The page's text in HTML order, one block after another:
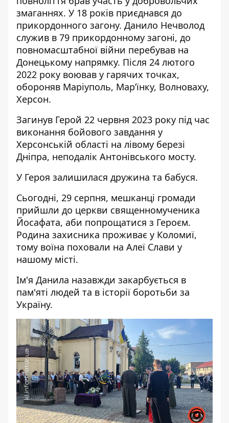
змаганнях. У 18 років приєднався до
прикордонного загону. Данило Нечволод
служив в 79 прикордонному загоні, до
повномасштабної війни перебував на
Донецькому напрямку. Після 24 лютого
2022 року воював у гарячих точках,
обороняв Маріуполь, Марʼїнку, Волноваху,
Херсон.
Загинув Герой 22 червня 2023 року під час
виконання бойового завдання у
Херсонській області на лівому березі
Дніпра, неподалік Антонівського мосту.
У Героя залишилася дружина та бабуся.
Сьогодні, 29 серпня, мешканці громади
прийшли до церкви священномученика
Йосафата, аби попрощатися з Героєм.
Родина захисника проживає у Коломиї,
тому воїна поховали на Алеї Слави у
нашому місті.
Ім'я Данила назавжди закарбується в
пам'яті людей та в історії боротьби за
Україну.